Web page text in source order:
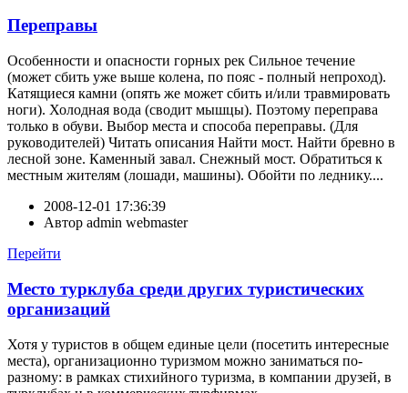
Переправы
Особенности и опасности горных рек Сильное течение
(может сбить уже выше колена, по пояс - полный непроход).
Катящиеся камни (опять же может сбить и/или травмировать
ноги). Холодная вода (сводит мышцы). Поэтому переправа
только в обуви. Выбор места и способа переправы. (Для
руководителей) Читать описания Найти мост. Найти бревно в
лесной зоне. Каменный завал. Снежный мост. Обратиться к
местным жителям (лошади, машины). Обойти по леднику....
2008-12-01 17:36:39
Автор admin webmaster
Перейти
Место турклуба среди других туристических
организаций
Хотя у туристов в общем единые цели (посетить интересные
места), организационно туризмом можно заниматься по-
разному: в рамках стихийного туризма, в компании друзей, в